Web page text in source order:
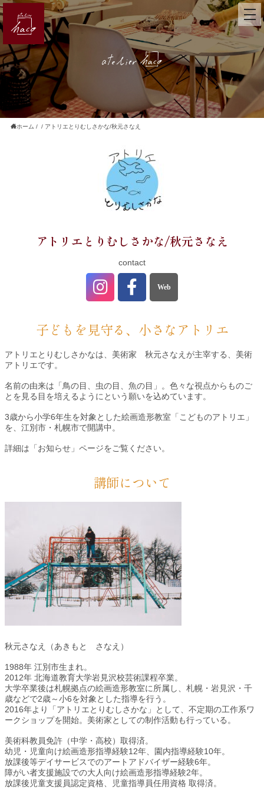
ホーム / / アトリエとりむしさかな/秋元さなえ
アトリエとりむしさかな/秋元さなえ
contact
子どもを見守る、小さなアトリエ
アトリエとりむしさかなは、美術家 秋元さなえが主宰する、美術
アトリエです。
名前の由来は「鳥の目、虫の目、魚の目」。色々な視点からものご
とを見る目を培えるようにという願いを込めています。
3歳から小学6年生を対象とした絵画造形教室「こどものアトリエ」
を、江別市・札幌市で開講中。
詳細は「お知らせ」ページをご覧ください。
講師について
秋元さなえ（あきもと さなえ）
1988年 江別市生まれ。
2012年 北海道教育大学岩見沢校芸術課程卒業。
大学卒業後は札幌拠点の絵画造形教室に所属し、札幌・岩見沢・千
歳などで2歳～小6を対象とした指導を行う。
2016年より「アトリエとりむしさかな」として、不定期の工作系ワ
ークショップを開始。美術家としての制作活動も行っている。
美術科教員免許（中学・高校）取得済。
幼児・児童向け絵画造形指導経験12年、園内指導経験10年。
放課後等デイサービスでのアートアドバイザー経験6年。
障がい者支援施設での大人向け絵画造形指導経験2年。
放課後児童支援員認定資格、児童指導員任用資格 取得済。